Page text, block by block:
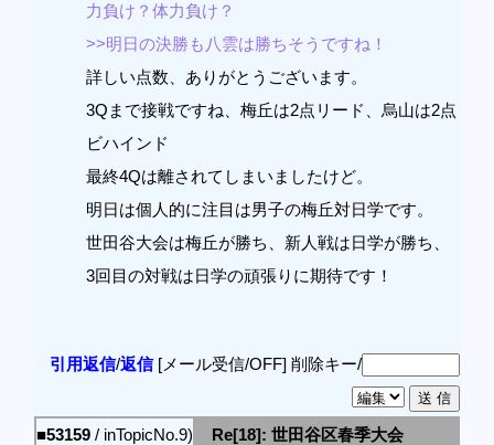
力負け？体力負け？
>>明日の決勝も八雲は勝ちそうですね！
詳しい点数、ありがとうございます。
3Qまで接戦ですね、梅丘は2点リード、烏山は2点
ビハインド
最終4Qは離されてしまいましたけど。
明日は個人的に注目は男子の梅丘対日学です。
世田谷大会は梅丘が勝ち、新人戦は日学が勝ち、
3回目の対戦は日学の頑張りに期待です！
引用返信/返信[メール受信/OFF] 削除キー/
■53159 / inTopicNo.9)
Re[18]: 世田谷区春季大会